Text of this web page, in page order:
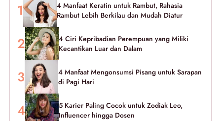
4 Manfaat Keratin untuk Rambut, Rahasia
Rambut Lebih Berkilau dan Mudah Diatur
4 Ciri Kepribadian Perempuan yang Miliki
Kecantikan Luar dan Dalam
4 Manfaat Mengonsumsi Pisang untuk Sarapan
di Pagi Hari
5 Karier Paling Cocok untuk Zodiak Leo,
Influencer hingga Dosen